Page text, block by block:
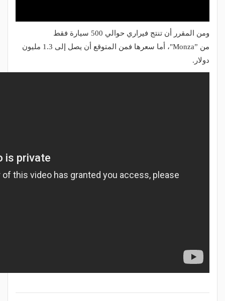
ومن المقرر أن تنتج فيراري حوالي 500 سيارة فقط
من "Monza”
، أما سعرها فمن المتوقع أن يصل إلى 1.3 مليون
دولار .